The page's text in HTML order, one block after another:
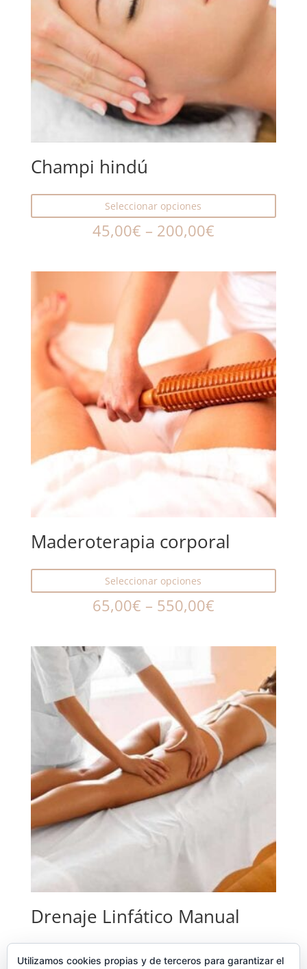
Champi hindú
Seleccionar opciones
45,00€ – 200,00€
Maderoterapia corporal
Seleccionar opciones
65,00€ – 550,00€
Drenaje Linfático Manual
Seleccionar opciones
Utilizamos cookies propias y de terceros para garantizar el